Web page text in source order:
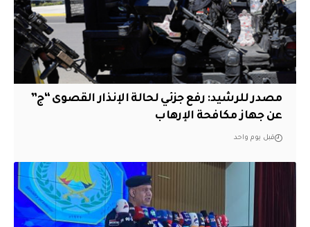
مصدر للرشيد: رفع جزئي لحالة الإنذار القصوى “ج”
عن جهاز مكافحة الإرهاب
قبل يوم واحد